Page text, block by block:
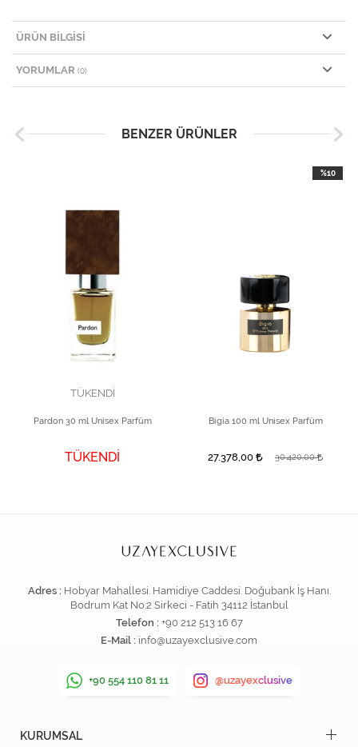
ÜRÜN BILGISI
YORUMLAR (0)
BENZER ÜRÜNLER
TÜKENDİ
Pardon 30 ml Unisex Parfüm
TÜKENDİ
Bigia 100 ml Unisex Parfüm
27.378,00 30.420,00
%10
Adres : Hobyar Mahallesi. Hamidiye Caddesi. Doğubank İş Hanı.
Bodrum Kat No:2 Sirkeci - Fatih 34112 İstanbul
Telefon : +90 212 513 16 67
E-Mail : info@uzayexclusive.com
+90 554 110 81 11 @uzayexclusive
KURUMSAL